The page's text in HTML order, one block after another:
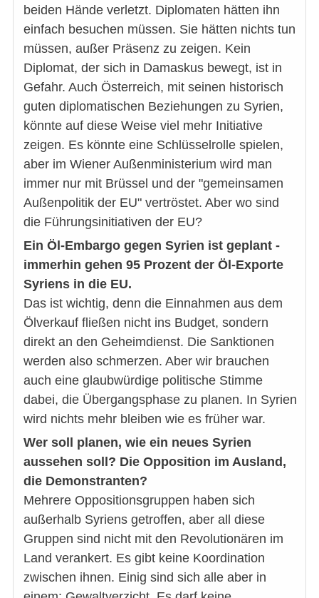
beiden Hände verletzt. Diplomaten hätten ihn
einfach besuchen müssen. Sie hätten nichts tun
müssen, außer Präsenz zu zeigen. Kein
Diplomat, der sich in Damaskus bewegt, ist in
Gefahr. Auch Österreich, mit seinen historisch
guten diplomatischen Beziehungen zu Syrien,
könnte auf diese Weise viel mehr Initiative
zeigen. Es könnte eine Schlüsselrolle spielen,
aber im Wiener Außenministerium wird man
immer nur mit Brüssel und der "gemeinsamen
Außenpolitik der EU" vertröstet. Aber wo sind
die Führungsinitiativen der EU?
Ein Öl-Embargo gegen Syrien ist geplant -
immerhin gehen 95 Prozent der Öl-Exporte
Syriens in die EU.
Das ist wichtig, denn die Einnahmen aus dem
Ölverkauf fließen nicht ins Budget, sondern
direkt an den Geheimdienst. Die Sanktionen
werden also schmerzen. Aber wir brauchen
auch eine glaubwürdige politische Stimme
dabei, die Übergangsphase zu planen. In Syrien
wird nichts mehr bleiben wie es früher war.
Wer soll planen, wie ein neues Syrien
aussehen soll? Die Opposition im Ausland,
die Demonstranten?
Mehrere Oppositionsgruppen haben sich
außerhalb Syriens getroffen, aber all diese
Gruppen sind nicht mit den Revolutionären im
Land verankert. Es gibt keine Koordination
zwischen ihnen. Einig sind sich alle aber in